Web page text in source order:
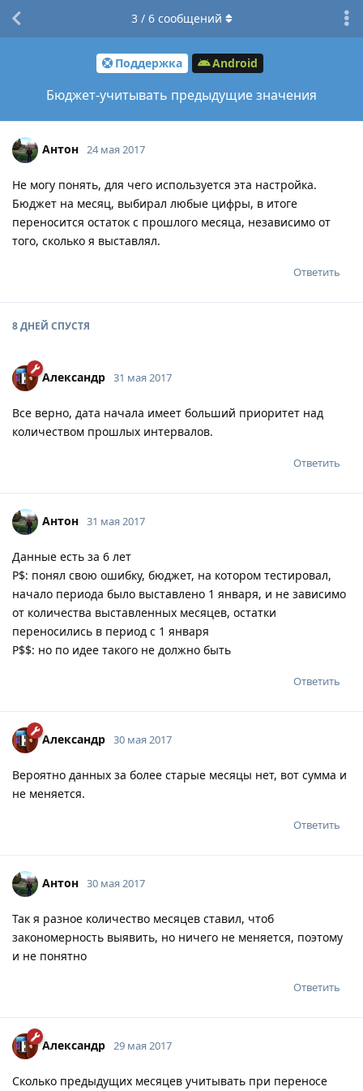
Поддержка Android
Бюджет-учитывать предыдущие значения
3 / 6сообщений
Антон 24 мая 2017
Не могу понять, для чего используется эта настройка.
Бюджет на месяц, выбирал любые цифры, в итоге
переносится остаток с прошлого месяца, независимо от
того, сколько я выставлял.
Ответить
8 ДНЕЙ СПУСТЯ
Александр 31 мая 2017
Все верно, дата начала имеет больший приоритет над
количеством прошлых интервалов.
Ответить
Антон 31 мая 2017
Данные есть за 6 лет
Р$: понял свою ошибку, бюджет, на котором тестировал,
начало периода было выставлено 1 января, и не зависимо
от количества выставленных месяцев, остатки
переносились в период с 1 января
Р$$: но по идее такого не должно быть
Ответить
Александр 30 мая 2017
Вероятно данных за более старые месяцы нет, вот сумма и
не меняется.
Ответить
Антон 30 мая 2017
Так я разное количество месяцев ставил, чтоб
закономерность выявить, но ничего не меняется, поэтому
и не понятно
Ответить
Александр 29 мая 2017
Сколько предыдущих месяцев учитывать при переносе